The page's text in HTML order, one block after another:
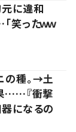
に違和
笑ったｗｗ
の種。→土
……『衝撃
器になるの